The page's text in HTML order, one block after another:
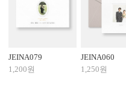
JEINA079
1,200원
JEINA060
1,250원